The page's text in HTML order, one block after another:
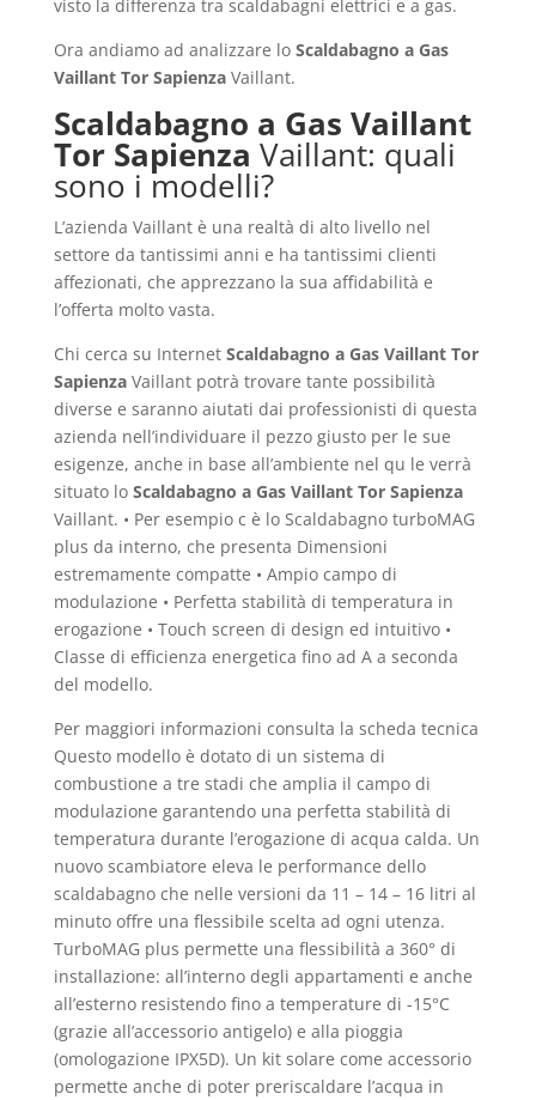
visto la differenza tra scaldabagni elettrici e a gas.
Ora andiamo ad analizzare lo Scaldabagno a Gas
Vaillant Tor SapienzaVaillant.
Scaldabagno a Gas Vaillant
Tor Sapienza Vaillant: quali
sono i modelli?
L’azienda Vaillant è una realtà di alto livello nel
settore da tantissimi anni e ha tantissimi clienti
affezionati, che apprezzano la sua affidabilità e
l’offerta molto vasta.
Chi cerca su Internet Scaldabagno a Gas Vaillant Tor
SapienzaVaillant potrà trovare tante possibilità
diverse e saranno aiutati dai professionisti di questa
azienda nell’individuare il pezzo giusto per le sue
esigenze, anche in base all’ambiente nel qu le verrà
situato lo Scaldabagno a Gas Vaillant Tor Sapienza
Vaillant. • Per esempio c è lo Scaldabagno turboMAG
plus da interno, che presenta Dimensioni
estremamente compatte • Ampio campo di
modulazione • Perfetta stabilità di temperatura in
erogazione • Touch screen di design ed intuitivo •
Classe di efficienza energetica fino ad A a seconda
del modello.
Per maggiori informazioni consulta la scheda tecnica
Questo modello è dotato di un sistema di
combustione a tre stadi che amplia il campo di
modulazione garantendo una perfetta stabilità di
temperatura durante l’erogazione di acqua calda. Un
nuovo scambiatore eleva le performance dello
scaldabagno che nelle versioni da 11 – 14 – 16 litri al
minuto offre una flessibile scelta ad ogni utenza.
TurboMAG plus permette una flessibilità a 360° di
installazione: all’interno degli appartamenti e anche
all’esterno resistendo fino a temperature di -15°C
(grazie all’accessorio antigelo) e alla pioggia
(omologazione IPX5D). Un kit solare come accessorio
permette anche di poter preriscaldare l’acqua in